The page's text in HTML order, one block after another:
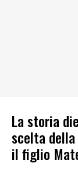
La storia
scelta
il figlio